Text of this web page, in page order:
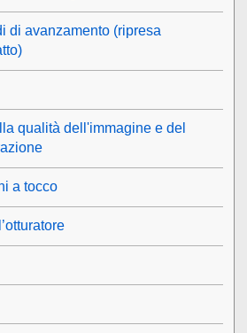
di avanzamento (ripresa
qualità dell'immagine e del
a tocco